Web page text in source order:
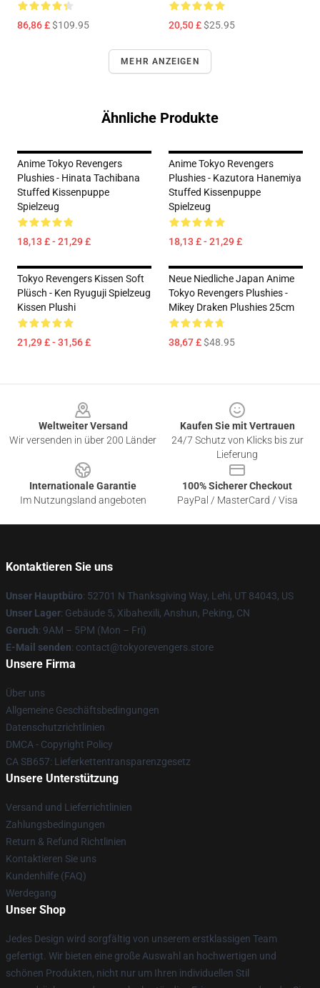
86,86 £$109.95 20,50 £$25.95
MEHR ANZEIGEN
Ähnliche Produkte
Anime Tokyo Revengers
Plushies - Hinata Tachibana
Stuffed Kissenpuppe
Spielzeug
18,13 £ - 21,29 £
Anime Tokyo Revengers
Plushies - Kazutora Hanemiya
Stuffed Kissenpuppe
Spielzeug
18,13 £ - 21,29 £
Tokyo Revengers Kissen Soft
Plüsch - Ken Ryuguji Spielzeug
Kissen Plushi
21,29 £ - 31,56 £
Neue Niedliche Japan Anime
Tokyo Revengers Plushies -
Mikey Draken Plushies 25cm
38,67 £$48.95
Weltweiter Versand
Wir versenden in über 200 Länder
Kaufen Sie mit Vertrauen
24/7 Schutz von Klicks bis zur
Lieferung
Internationale Garantie
Im Nutzungsland angeboten
100% Sicherer Checkout
PayPal / MasterCard / Visa
Kontaktieren Sie uns
Unser Hauptbüro: 52701 N Thanksgiving Way, Lehi, UT 84043, US
Unser Lager: Gebäude 5, Xibahexili, Anshun, Peking, CN
Geruch: 9AM – 5PM (Mon – Fri)
E-Mail senden: contact@tokyorevengers.store
Unsere Firma
Über uns
Allgemeine Geschäftsbedingungen
Datenschutzrichtlinien
DMCA - Copyright Policy
CA SB657: Lieferkettentransparenzgesetz
Unsere Unterstützung
Versand und Lieferrichtlinien
Zahlungsbedingungen
Return & Refund Richtlinien
Kontaktieren Sie uns
Kundenhilfe (FAQ)
Werdegang
Unser Shop
Jedes Design wird sorgfältig von unserem erstklassigen Team
gefertigt. Wir bieten eine große Auswahl an hochwertigen und
schönen Produkten, nicht nur um Ihren individuellen Stil